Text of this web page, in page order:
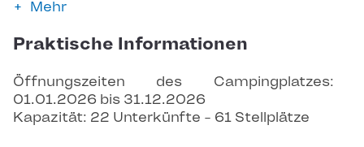
Mehr
Praktische Informationen
Öffnungszeiten des Campingplatzes:
01.01.2026 bis 31.12.2026
Kapazität: 22 Unterkünfte - 61 Stellplätze